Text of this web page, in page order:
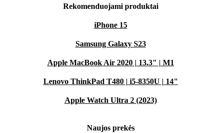
Rekomenduojami produktai
iPhone 15
Samsung Galaxy S23
Apple MacBook Air 2020 | 13.3" | M1
Lenovo ThinkPad T480 | i5-8350U | 14"
Apple Watch Ultra 2 (2023)
Naujos prekės